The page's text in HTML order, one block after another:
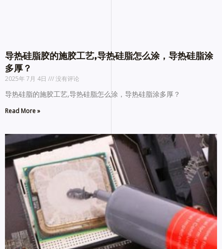
导热硅脂胶的施胶工艺,导热硅脂怎么涂，导热硅脂涂
多厚？
2025年 7月 4日 没有评论
导热硅脂的施胶工艺,导热硅脂怎么涂，导热硅脂涂多厚？
Read More »